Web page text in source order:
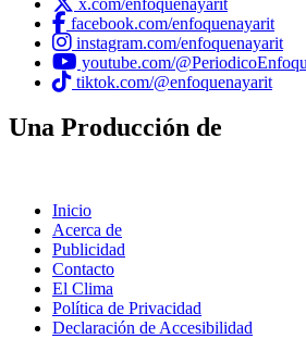
facebook.com/enfoquenayarit
instagram.com/enfoquenayarit
youtube.com/
tiktok.com/@enfoquenayarit
Una Producción de
Inicio
Acerca de
Publicidad
Contacto
El Clima
Política de Privacidad
Declaración de Accesibilidad